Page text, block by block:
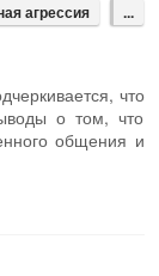
агрессия ...
что
о том, что
общения и